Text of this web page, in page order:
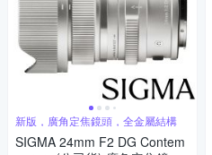
新版，廣角定焦鏡頭，全金屬結構
SIGMA 24mm F2 DG Contem